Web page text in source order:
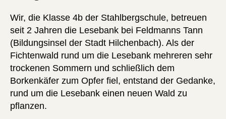
Wir, die Klasse 4b der Stahlbergschule, betreuen
seit 2 Jahren die Lesebank bei Feldmanns Tann
(Bildungsinsel der Stadt Hilchenbach). Als der
Fichtenwald rund um die Lesebank mehreren sehr
trockenen Sommern und schließlich dem
Borkenkäfer zum Opfer fiel, entstand der Gedanke,
rund um die Lesebank einen neuen Wald zu
pflanzen.